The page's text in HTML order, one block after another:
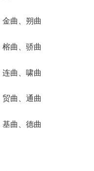
曲、朔曲
曲、骄曲
曲、啸曲
曲、通曲
曲、德曲